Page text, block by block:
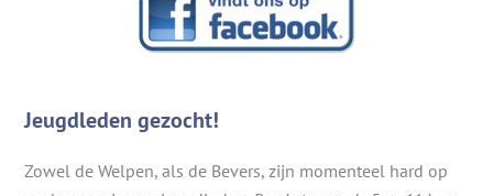
Jeugdleden gezocht!
Zowel de Welpen, als de Bevers, zijn momenteel hard op